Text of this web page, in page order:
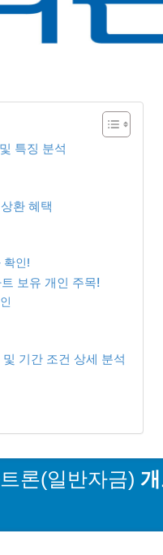
특징 분석
환 혜택
확인!
보유 개인 주목!
기간 조건 상세 분석
론(일반자금)